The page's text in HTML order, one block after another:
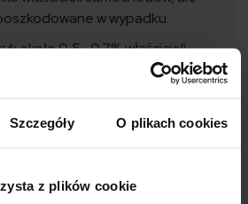
Szczegóły O plikach cookies
z plików cookie
w wypadku.
około 0,5- 0.7% właścicieli
pojazdów jeździ bez ważnego
nawet 100-150 tysięcy aut
na drogach.
o OC nie dbają najczęściej